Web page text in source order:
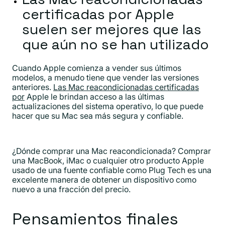
certificadas por Apple
suelen ser mejores que las
que aún no se han utilizado
Cuando Apple comienza a vender sus últimos
modelos, a menudo tiene que vender las versiones
anteriores. Las Mac reacondicionadas certificadas
por Apple le brindan acceso a las últimas
actualizaciones del sistema operativo, lo que puede
hacer que su Mac sea más segura y confiable.
¿Dónde comprar una Mac reacondicionada? Comprar
una MacBook, iMac o cualquier otro producto Apple
usado de una fuente confiable como Plug Tech es una
excelente manera de obtener un dispositivo como
nuevo a una fracción del precio.
Pensamientos finales